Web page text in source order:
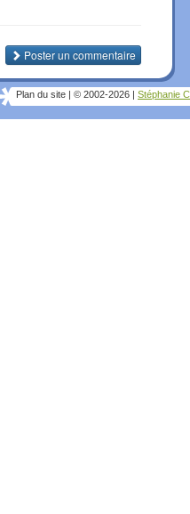
Poster un commentaire
Plan du site © 2002-2026 Stéphanie C